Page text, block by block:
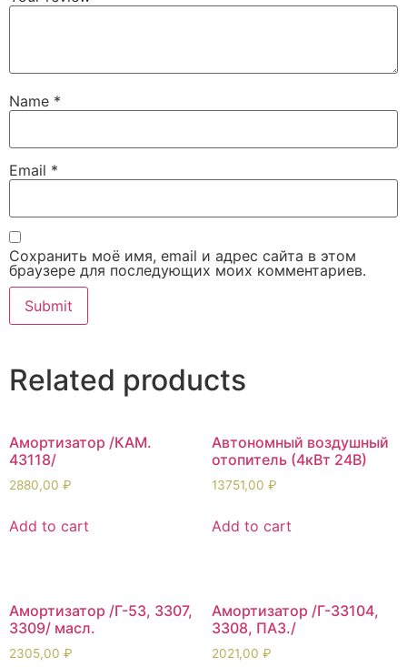
Name *
Email *
Сохранить моё имя, email и адрес сайта в этом
браузере для последующих моих комментариев.
Related products
Амортизатор /КАМ.
43118/
2880,00 ₽
Add to cart
Автономный воздушный
отопитель (4кВт 24В)
13751,00 ₽
Add to cart
Амортизатор /Г-53, 3307,
3309/ масл.
2305,00 ₽
Амортизатор /Г-33104,
3308, ПАЗ./
2021,00 ₽